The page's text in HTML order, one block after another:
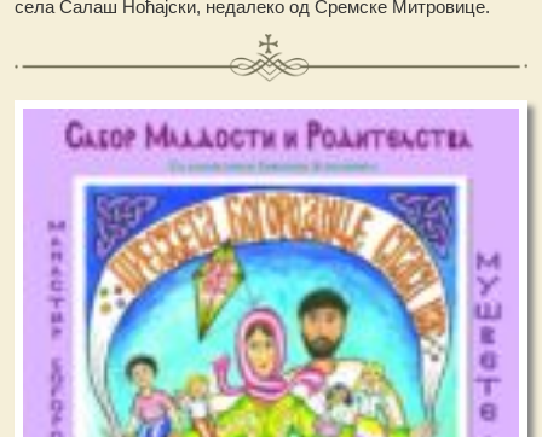
села Салаш Ноћајски, недалеко од Сремске Митровице.